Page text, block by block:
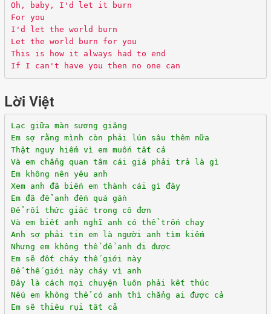
Oh, baby, I'd let it burn
For you
I'd let the world burn
Let the world burn for you
This is how it always had to end
If I can't have you then no one can
Lời Việt
Lạc giữa màn sương giăng
Em sợ rằng mình còn phải lún sâu thêm nữa
Thật nguy hiểm vì em muốn tất cả
Và em chẳng quan tâm cái giá phải trả là gì
Em không nên yêu anh
Xem anh đã biến em thành cái gì đây
Em đã để anh đến quá gần
Để rồi thức giấc trong cô đơn
Và em biết anh nghĩ anh có thể trốn chạy
Anh sợ phải tin em là người anh tìm kiếm
Nhưng em không thể để anh đi được
Em sẽ đốt cháy thế giới này
Để thế giới này cháy vì anh
Đây là cách mọi chuyện luôn phải kết thúc
Nếu em không thể có anh thì chẳng ai được cả
Em sẽ thiêu rụi tất cả